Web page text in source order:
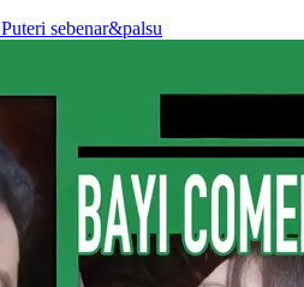
Puteri sebenar&palsu